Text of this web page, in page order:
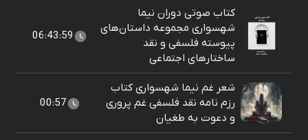
کتاب صوتی دوران نیما
شهسواری مجموعه داستان‌های
پیوسته فلسفی و نقد
ساختارهای اجتماعی
06:43:59
شعر غم نیما شهسواری کتاب
رزم نامه نقد فلسفی غم پروری
و دعوت به طغیان
00:57